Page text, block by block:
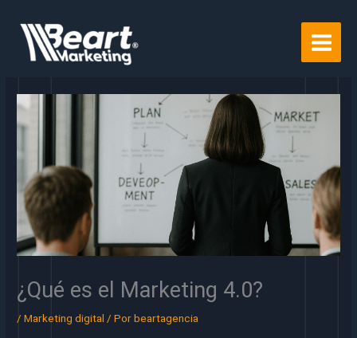
contenido
¿Qué es el Marketing 4.0?
/Marketing digital / Porbeartagencia